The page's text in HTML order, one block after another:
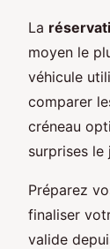
La
moyen le
véhicule
comparer
créneau
surprises le
Préparez
finaliser
valide